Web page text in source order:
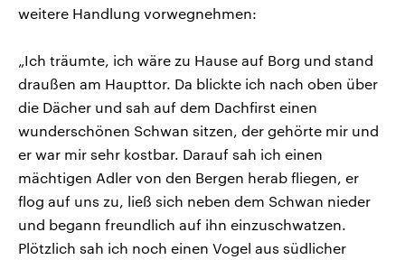
weitere Handlung vorwegnehmen:
„Ich träumte, ich wäre zu Hause auf Borg und stand
draußen am Haupttor. Da blickte ich nach oben über
die Dächer und sah auf dem Dachfirst einen
wunderschönen Schwan sitzen, der gehörte mir und
er war mir sehr kostbar. Darauf sah ich einen
mächtigen Adler von den Bergen herab fliegen, er
flog auf uns zu, ließ sich neben dem Schwan nieder
und begann freundlich auf ihn einzuschwatzen.
Plötzlich sah ich noch einen Vogel aus südlicher